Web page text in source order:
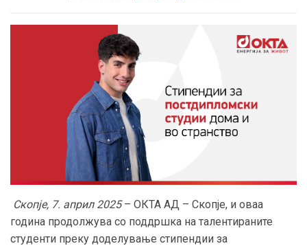
Скопје, 7. април 2025– ОКТА АД – Скопје, и оваа
година продолжува со поддршка на талентираните
студенти преку доделување стипендии за